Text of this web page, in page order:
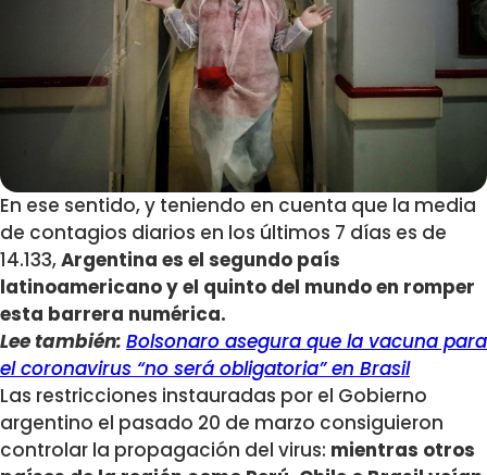
En ese sentido, y teniendo en cuenta que la media
de contagios diarios en los últimos 7 días es de
14.133,Argentina es el segundo país
latinoamericano y el quinto del mundo en romper
esta barrera numérica.
Lee también: Bolsonaro asegura que la vacuna para
el coronavirus “no será obligatoria” en Brasil
Las restricciones instauradas por el Gobierno
argentino el pasado 20 de marzo consiguieron
controlar la propagación del virus: mientras otros